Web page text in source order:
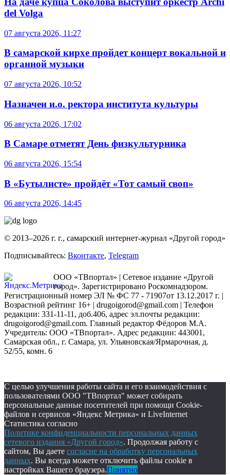
del Volga
07 августа 2026, 11:27
В самарской кирхе пройдет концерт вокальной и
органной музыки
07 августа 2026, 10:52
Назначен и.о. ректора института культуры
06 августа 2026, 17:02
В Самаре отметят День физкультурника
06 августа 2026, 15:54
В «Бутылисте» пройдёт «Тот самый своп»
06 августа 2026, 14:45
© 2013–2026 г. г., самарский интернет-журнал «Другой город»
Подписывайтесь: Вконтакте, Telegram
ООО «ТВпортал» | Сетевое издание «Другой
город». Зарегистрировано Роскомнадзором.
Регистрационный номер ЭЛ № ФС 77 - 71907от 13.12.2017 г. |
Возрастной рейтинг 16+ | drugoigorod@gmail.com | Телефон
редакции: 331-11-11, доб.406, адрес эл.почты редакции:
drugoigorod@gmail.com. Главный редактор Фёдоров М.А.
Учредитель: ООО «ТВпортал». Адрес редакции: 443001,
Самарская обл., г. Самара, ул. Ульяновская/Ярмарочная, д.
52/55, комн. 6
С целью улучшения работы сайта и его взаимодействия с
пользователями ООО "ТВпортал" может собирать
персональные данные посетителей при помощи Cookie-
файлов и сервисов «Яндекс Метрика» и LiveInternet
Статистика согласно
Политике конфиденциальности персональных данных
сетевого издания «Другой город». Продолжая работу с
сайтом, Вы даете согласие на обработку персональных
данных. Вы всегда можете отключить файлы cookie в
настройках Вашего браузера.Понятно